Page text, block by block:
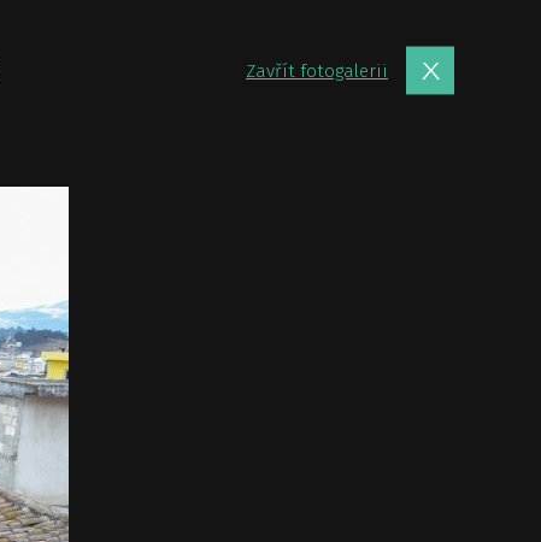
Zavřít fotogalerii